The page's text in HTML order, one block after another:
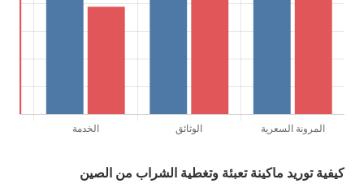
كيفية توريد ماكينة تعبئة وتغطية الشراب من الصين